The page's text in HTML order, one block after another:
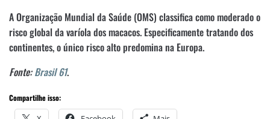
A Organização Mundial da Saúde (OMS) classifica como moderado o
risco global da varíola dos macacos. Especificamente tratando dos
continentes, o único risco alto predomina na Europa.
Fonte:Brasil 61.
Compartilhe isso: